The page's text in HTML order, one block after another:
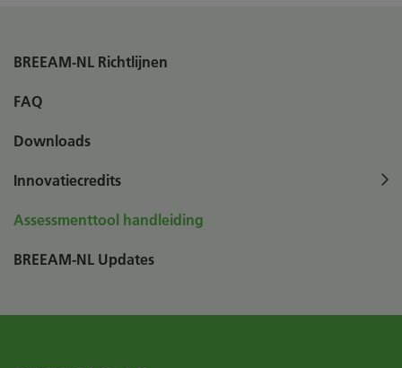
BREEAM-NL Richtlijnen
FAQ
Downloads
Innovatiecredits
Assessmenttool handleiding
BREEAM-NL Updates